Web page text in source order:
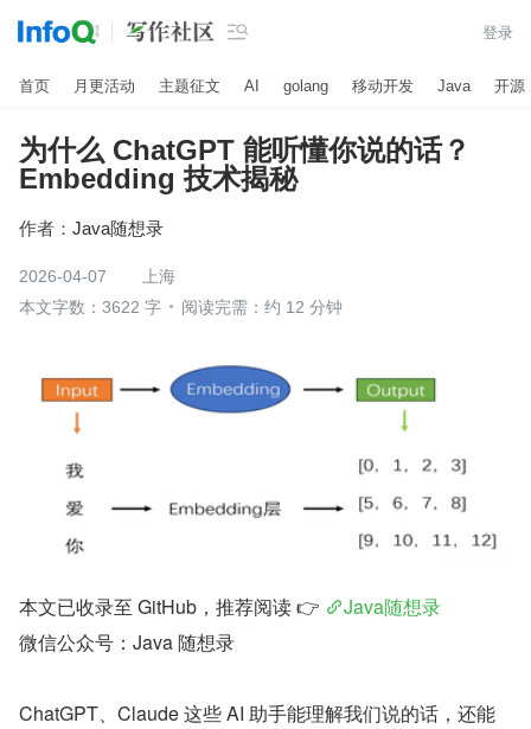
 登录
首页 月更活动 主题征文 AI golang 移动开发 Java 开源
为什么 ChatGPT 能听懂你说的话？
Embedding 技术揭秘
作者： Java随想录
2026-04-07
上海
本文字数：3622 字
阅读完需：约 12 分钟
本文已收录至 GitHub，推荐阅读 👉
Java随想录
微信公众号：Java 随想录
ChatGPT、Claude 这些 AI 助手能理解我们说的话，还能